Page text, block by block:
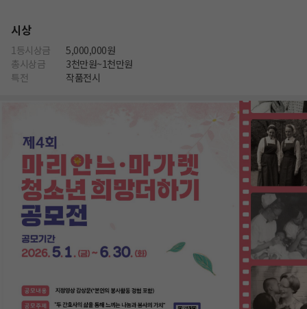
시상
1등시상금
5,000,000원
총시상금
3천만원~1천만원
특전
작품전시